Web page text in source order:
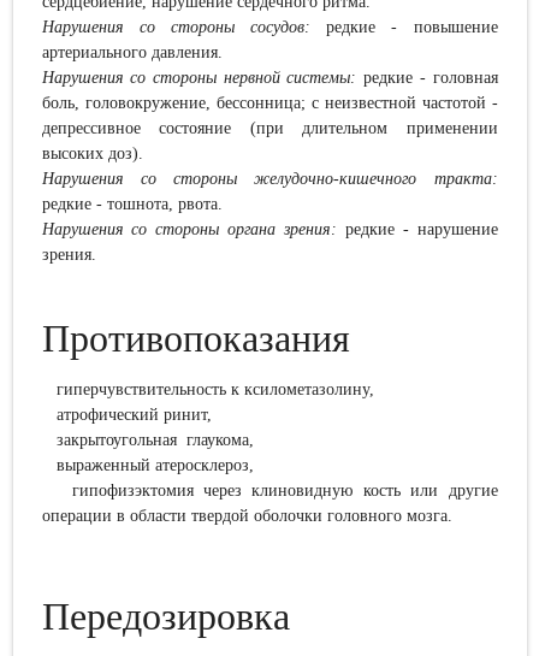
Нарушения со стороны сосудов: редкие - повышение
артериального давления.
Нарушения со стороны нервной системы: редкие - головная
боль, головокружение, бессонница; с неизвестной частотой -
депрессивное состояние (при длительном применении
высоких доз).
Нарушения со стороны желудочно-кишечного тракта:
редкие - тошнота, рвота.
Нарушения со стороны органа зрения: редкие - нарушение
зрения.
Противопоказания
гиперчувствительность к ксилометазолину,
атрофический ринит,
закрытоугольная глаукома,
выраженный атеросклероз,
гипофизэктомия через клиновидную кость или другие
операции в области твердой оболочки головного мозга.
Передозировка